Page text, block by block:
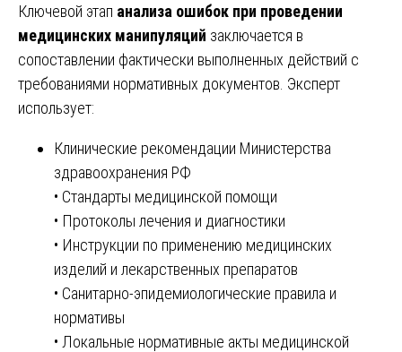
Ключевой этап анализа ошибок при проведении
медицинских манипуляций заключается в
сопоставлении фактически выполненных действий с
требованиями нормативных документов. Эксперт
использует:
Клинические рекомендации Министерства
здравоохранения РФ
• Стандарты медицинской помощи
• Протоколы лечения и диагностики
• Инструкции по применению медицинских
изделий и лекарственных препаратов
• Санитарно-эпидемиологические правила и
нормативы
• Локальные нормативные акты медицинской